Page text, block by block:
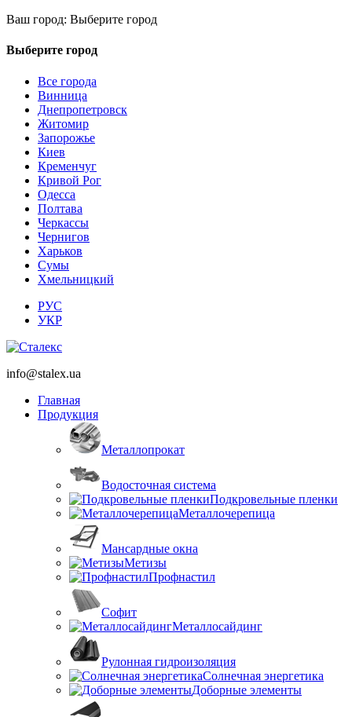
Ваш город: Выберите город
Выберите город
Все города
Винница
Днепропетровск
Житомир
Запорожье
Киев
Кременчуг
Кривой Рог
Одесса
Полтава
Черкассы
Чернигов
Харьков
Сумы
Хмельницкий
РУС
УКР
info@stalex.ua
Главная
Продукция
Металлопрокат
Водосточная система
Подкровельные пленки
Металлочерепица
Мансардные окна
Метизы
Профнастил
Софит
Металлосайдинг
Рулонная гидроизоляция
Солнечная энергетика
Доборные элементы